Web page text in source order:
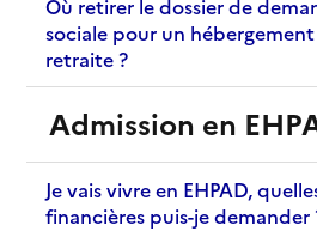
Où retirer le dossier de
sociale pour un
retraite ?
Admission en
Je vais vivre en EHPAD,
financières puis-je demander